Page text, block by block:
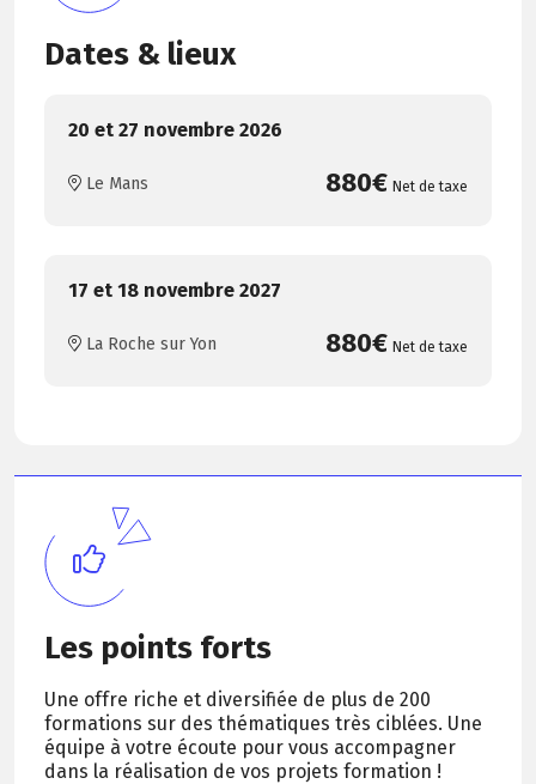
Dates & lieux
20 et 27 novembre 2026
Le Mans 880€ Net de taxe
17 et 18 novembre 2027
La Roche sur Yon 880€ Net de taxe
Les points forts
Une offre riche et diversifiée de plus de 200
formations sur des thématiques très ciblées. Une
équipe à votre écoute pour vous accompagner
dans la réalisation de vos projets formation !